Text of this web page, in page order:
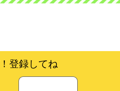
登録してね